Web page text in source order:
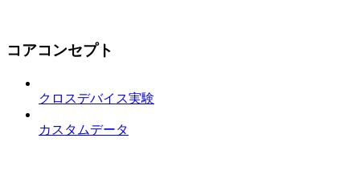
コアコンセプト
クロスデバイス実験
カスタムデータ